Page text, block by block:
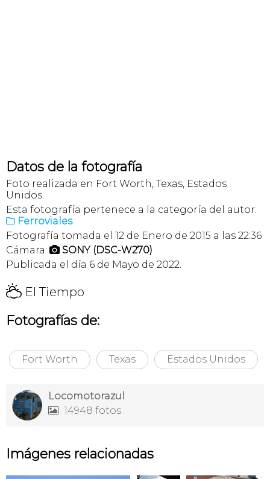
Datos de la fotografía
Foto realizada en Fort Worth, Texas, Estados
Unidos.
Esta fotografía pertenece a la categoría del autor:
 Ferroviales
Fotografía tomada el 12 de Enero de 2015 a las 22:36
Cámara:  SONY (DSC-W270)
Publicada el día 6 de Mayo de 2022.
H El Tiempo
Fotografías de:
Fort Worth Texas Estados Unidos
Locomotorazul
 14948 fotos
Imágenes relacionadas